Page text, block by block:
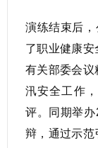
演练结束后，
了职业健康
有关部委会议
汛安全工作
评。同期举
辩，通过示范